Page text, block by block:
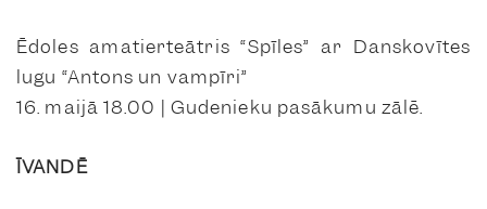
Ēdoles amatierteātris “Spīles” ar Danskovītes
lugu “Antons un vampīri”
16. maijā 18.00 | Gudenieku pasākumu zālē.
ĪVANDĒ